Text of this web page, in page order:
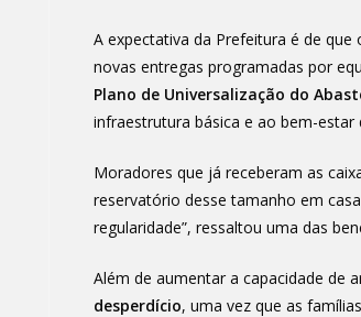
A expectativa da Prefeitura é de
novas entregas programadas por
Plano de Universalização do
infraestrutura básica e ao bem-estar
Moradores que já receberam as
reservatório desse tamanho em
regularidade”, ressaltou uma das
Além de aumentar a capacidade de
desperdício, uma vez que as